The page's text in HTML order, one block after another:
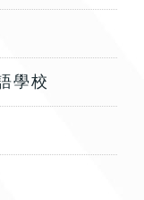
學校